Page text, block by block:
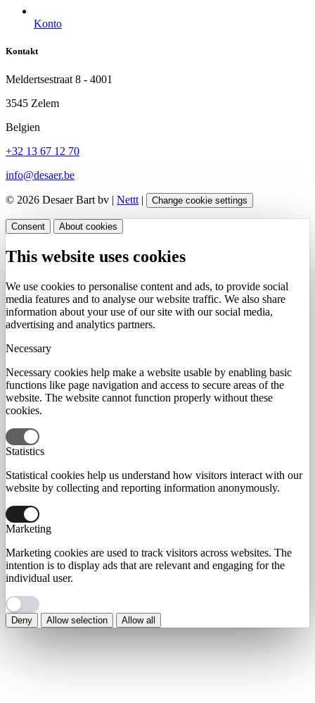
Konto
Kontakt
Meldertsestraat 8 - 4001
3545 Zelem
Belgien
+32 13 67 12 70
info@desaer.be
© 2026 Desaer Bart bv | Nettt | Change cookie settings
Consent About cookies
This website uses cookies
We use cookies to personalise content and ads, to provide social
media features and to analyse our website traffic. We also share
information about your use of our site with our social media,
advertising and analytics partners.
Necessary
Necessary cookies help make a website usable by enabling basic
functions like page navigation and access to secure areas of the
website. The website cannot function properly without these
cookies.
Statistics
Statistical cookies help us understand how visitors interact with our
website by collecting and reporting information anonymously.
Marketing
Marketing cookies are used to track visitors across websites. The
intention is to display ads that are relevant and engaging for the
individual user.
Deny Allow selection Allow all